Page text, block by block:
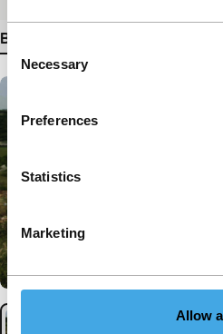
Consent
Selection
Necessary
Preferences
Statistics
Marketing
Allow
Bekijk meer details